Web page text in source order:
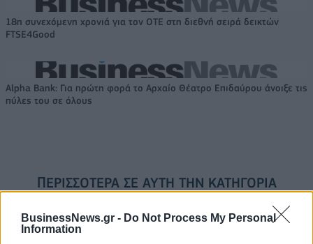
BusinessNews.gr - Do Not Process My Personal
Information
18η συνεχόμενη χρονιά για τον ΟΤΕ στη διεθνή σειρά δεικτών
FTSE4Good
Alpha Bank: Για πρώτη φορά το Αρχαίο Θέατρο Επιδαύρου άνοιξε τις
πύλες του σε όλους
ΠΕΡΙΣΣΌΤΕΡΑ ΣΕ ΑΥΤΉ ΤΗΝ ΚΑΤΗΓΟΡΊΑ